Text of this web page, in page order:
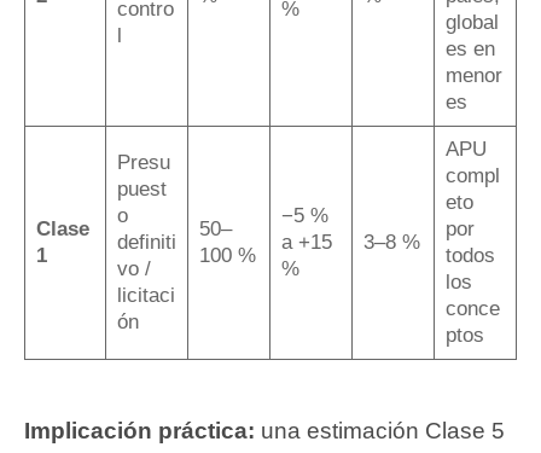
contro
%
global
es en
menor
es
Clase
1
Presu
puest
o
definiti
vo /
licitaci
ón
50–
100 %
−5 %
a +15
%
3–8 %
APU
compl
eto
por
todos
los
conce
ptos
Implicación práctica: una estimación Clase 5